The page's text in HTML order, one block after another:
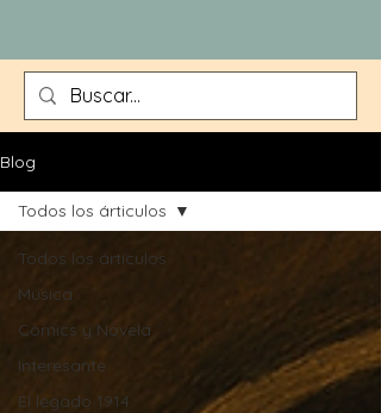
Blog
Todos los árticulos
Música
Comics y Novela
Interesante
El legado 1914
Todos los árticulos